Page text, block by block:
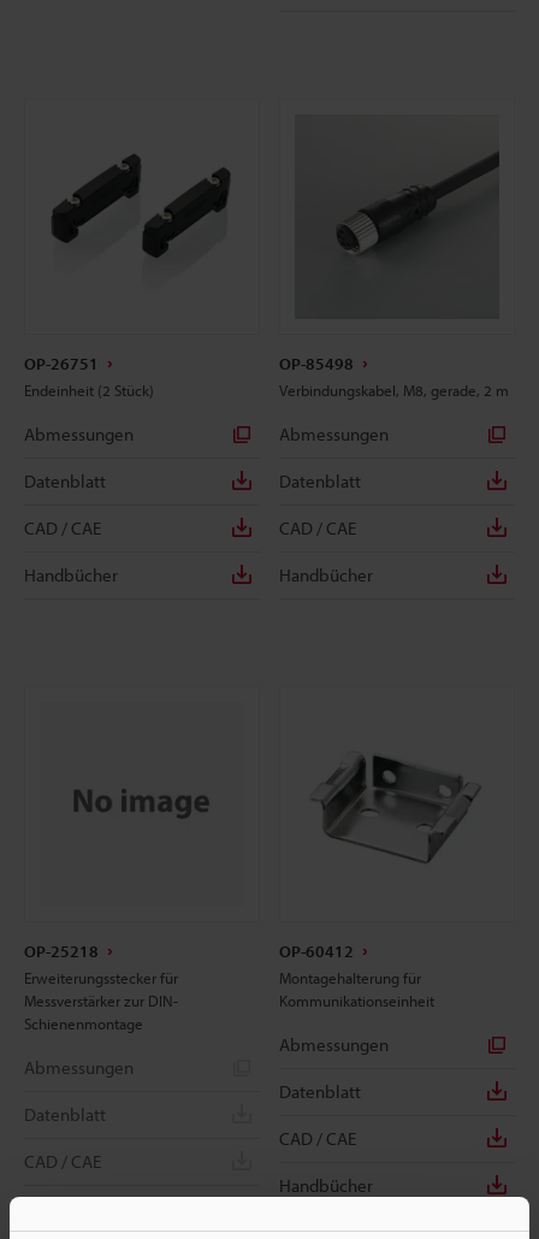
OP-26751
Endeinheit (2 Stück)
Abmessungen
Datenblatt
CAD / CAE
Handbücher
OP-85498
Verbindungskabel, M8, gerade, 2 m
Abmessungen
Datenblatt
CAD / CAE
Handbücher
OP-25218
Erweiterungsstecker für
Messverstärker zur DIN-
Schienenmontage
Abmessungen
Datenblatt
CAD / CAE
OP-60412
Montagehalterung für
Kommunikationseinheit
Abmessungen
Datenblatt
CAD / CAE
Handbücher